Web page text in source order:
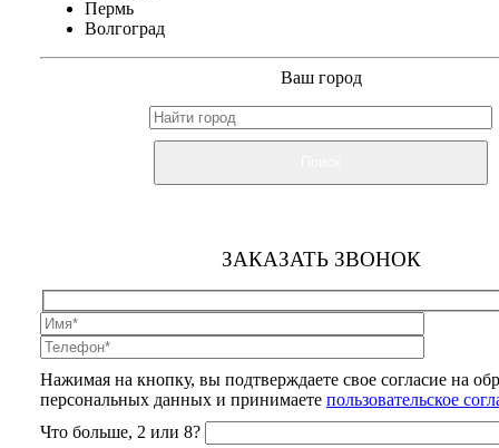
Пермь
Волгоград
Ваш город
ЗАКАЗАТЬ ЗВОНОК
Нажимая на кнопку, вы подтверждаете свое согласие на
персональных данных и принимаете пользовательское
Что больше, 2 или 8?